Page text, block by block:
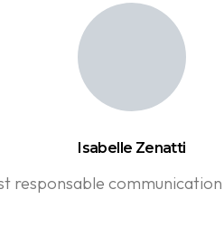
Isabelle Zenatti
responsable